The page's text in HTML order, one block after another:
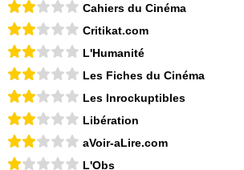
Cahiers du Cinéma
Critikat.com
L'Humanité
Les Fiches du Cinéma
Les Inrockuptibles
Libération
aVoir-aLire.com
L'Obs